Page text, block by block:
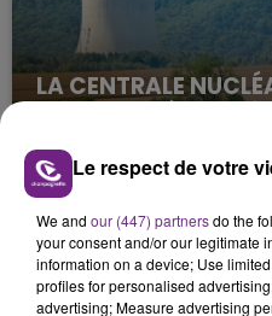
LA CENTRALE
Cela fait déjà une
nucléaire ardennaise
justifiée par la
présente.
Le respect de votre
We and our (447) partnersdo the
your consent and/or our legitimate
information on a device; Use
profiles for personalised
advertising; Measure advertising